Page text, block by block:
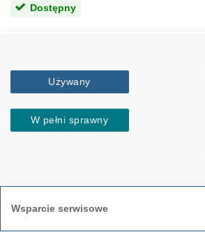
Dostępny
Używany
W pełni sprawny
Wsparcie serwisowe